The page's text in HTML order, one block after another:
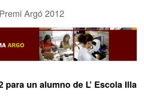
2012
Argó 2012
para un alumno de L’ Escola Illa